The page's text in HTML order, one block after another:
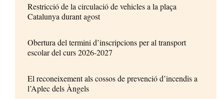
Restricció de la circulació de vehicles a la plaça
Catalunya durant agost
Obertura del termini d’inscripcions per al transport
escolar del curs 2026-2027
El reconeixement als cossos de prevenció d’incendis a
l’Aplec dels Àngels